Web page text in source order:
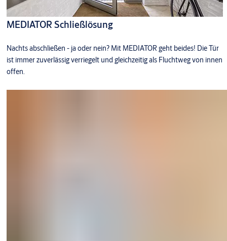
MEDIATOR Schließlösung
Nachts abschließen - ja oder nein? Mit MEDIATOR geht beides! Die Tür
ist immer zuverlässig verriegelt und gleichzeitig als Fluchtweg von innen
offen.